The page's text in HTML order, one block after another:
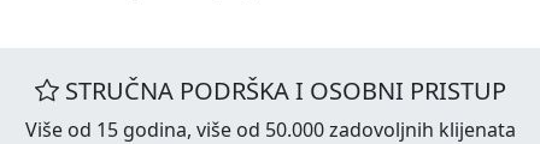
STRUČNA PODRŠKA I OSOBNI PRISTUP
Više od 15 godina, više od 50.000 zadovoljnih klijenata